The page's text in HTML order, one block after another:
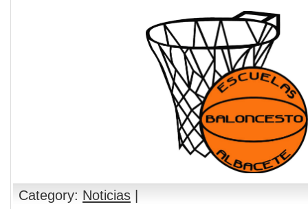
Category: Noticias